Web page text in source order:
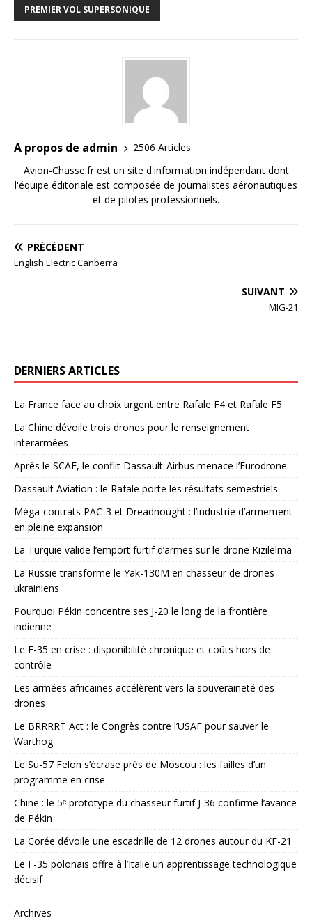
PREMIER VOL SUPERSONIQUE
A propos de admin
2506 Articles
Avion-Chasse.fr est un site d'information indépendant dont
l'équipe éditoriale est composée de journalistes aéronautiques
et de pilotes professionnels.
PRÉCÉDENT
English Electric Canberra
SUIVANT
MIG-21
DERNIERS ARTICLES
La France face au choix urgent entre Rafale F4 et Rafale F5
La Chine dévoile trois drones pour le renseignement
interarmées
Après le SCAF, le conflit Dassault-Airbus menace l’Eurodrone
Dassault Aviation : le Rafale porte les résultats semestriels
Méga-contrats PAC-3 et Dreadnought : l’industrie d’armement
en pleine expansion
La Turquie valide l’emport furtif d’armes sur le drone Kızılelma
La Russie transforme le Yak-130M en chasseur de drones
ukrainiens
Pourquoi Pékin concentre ses J-20 le long de la frontière
indienne
Le F-35 en crise : disponibilité chronique et coûts hors de
contrôle
Les armées africaines accélèrent vers la souveraineté des
drones
Le BRRRRT Act : le Congrès contre l’USAF pour sauver le
Warthog
Le Su-57 Felon s’écrase près de Moscou : les failles d’un
programme en crise
Chine : le 5ᵉ prototype du chasseur furtif J-36 confirme l’avance
de Pékin
La Corée dévoile une escadrille de 12 drones autour du KF-21
Le F-35 polonais offre à l’Italie un apprentissage technologique
décisif
Archives